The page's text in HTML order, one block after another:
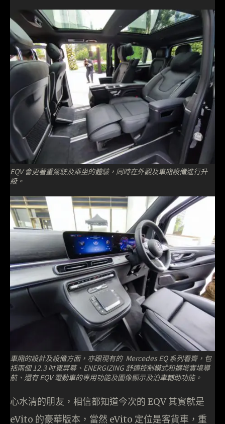
EQV 會更著重駕駛及乘坐的體驗，同時在外觀及車廂設備進行升
級。
車廂的設計及設備方面，亦跟現有的 Mercedes EQ 系列看齊，包
括兩個 12.3 吋寬屏幕、ENERGIZING 舒適控制模式和擴增實境導
航、還有 EQV 電動車的專用功能及圖像顯示及泊車輔助功能。
心水清的朋友，相信都知道今次的 EQV 其實就是
eVito 的豪華版本，當然 eVito 定位是客貨車，重